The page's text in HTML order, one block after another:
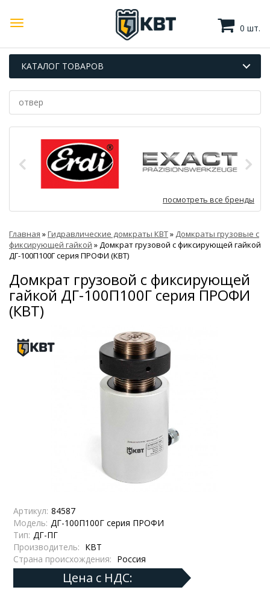
0 шт.
КАТАЛОГ ТОВАРОВ
посмотреть все бренды
Главная »Гидравлические домкраты КВТ» Домкраты грузовые с
фиксирующей гайкой » Домкрат грузовой с фиксирующей гайкой
ДГ-100П100Г серия ПРОФИ (КВТ)
Домкрат грузовой с фиксирующей
гайкой ДГ-100П100Г серия ПРОФИ
(КВТ)
Артикул: 84587
Модель: ДГ-100П100Г серия ПРОФИ
Тип: ДГ-ПГ
Производитель: КВТ
Страна происхождения: Россия
Цена с НДС: